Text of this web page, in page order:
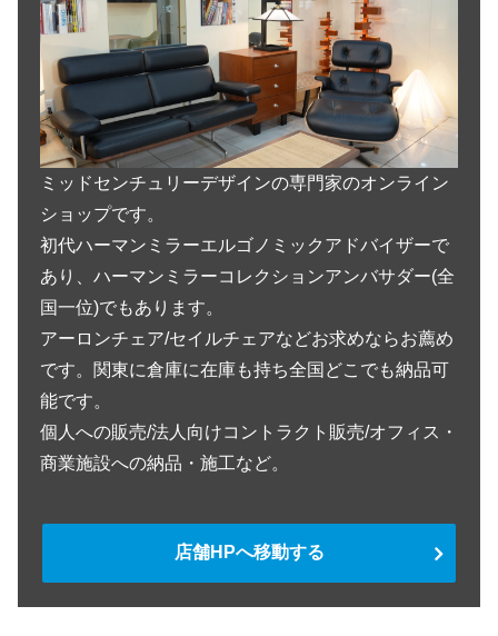
ミッドセンチュリーデザインの専門家のオンライン
ショップです。
初代ハーマンミラーエルゴノミックアドバイザーで
あり、ハーマンミラーコレクションアンバサダー(全
国一位)でもあります。
アーロンチェア/セイルチェアなどお求めならお薦め
です。関東に倉庫に在庫も持ち全国どこでも納品可
能です。
個人への販売/法人向けコントラクト販売/オフィス・
商業施設への納品・施工など。
店舗HPへ移動する